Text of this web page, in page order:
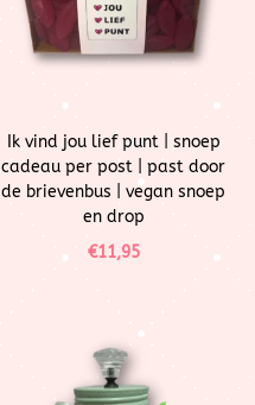
Ik vind jou lief punt | snoep
cadeau per post | past door
de brievenbus | vegan snoep
en drop
€11,95